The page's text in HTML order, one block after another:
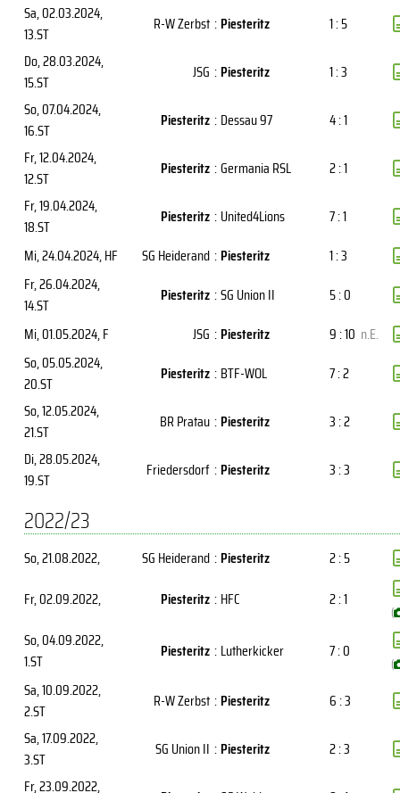
Sa, 02.03.2024,
13.ST
R-W Zerbst : Piesteritz
1 : 5
Do, 28.03.2024,
15.ST
JSG : Piesteritz
1 : 3
So, 07.04.2024,
16.ST
Piesteritz : Dessau 97
4 : 1
Fr, 12.04.2024,
12.ST
Piesteritz :Germania RSL
2 : 1
Fr, 19.04.2024,
18.ST
Piesteritz : United4Lions
7 : 1
Mi, 24.04.2024, HF SG Heiderand : Piesteritz
1 : 3
Fr, 26.04.2024,
14.ST
Piesteritz :SG Union II
5 : 0
Mi, 01.05.2024, F JSG : Piesteritz 9 : 10 n.E.
So, 05.05.2024,
20.ST
Piesteritz : BTF-WOL
7 : 2
So, 12.05.2024,
21.ST
BR Pratau : Piesteritz
3 : 2
Di, 28.05.2024,
19.ST
Friedersdorf : Piesteritz 3 : 3
2022/23
So, 21.08.2022, SG Heiderand : Piesteritz
2 : 5
Fr, 02.09.2022, Piesteritz : HFC 2 : 1
(
So, 04.09.2022,
1.ST
Piesteritz : Lutherkicker 7 : 0
(
Sa, 10.09.2022,
2.ST
R-W Zerbst : Piesteritz
6 : 3
Sa, 17.09.2022,
3.ST
SG Union II : Piesteritz
2 : 3
Fr, 23.09.2022,